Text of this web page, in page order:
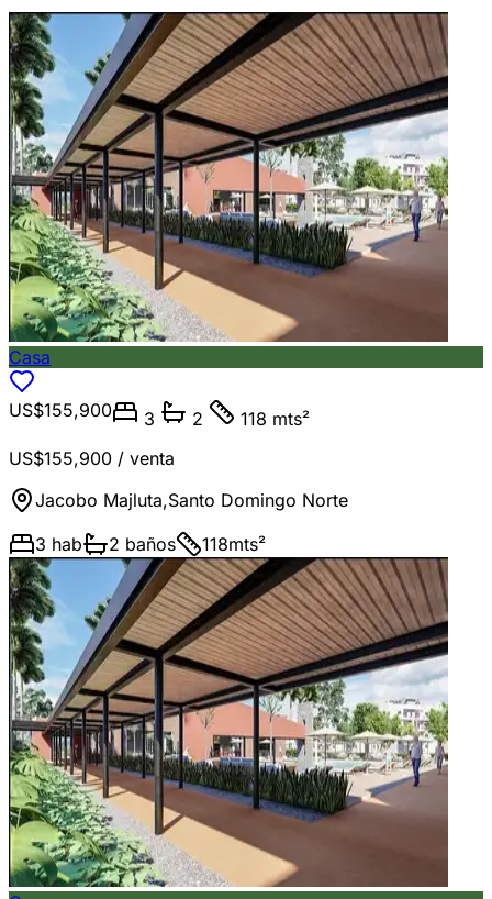
Casa
US$155,900 3 2
118 mts²
US$155,900 / venta
Jacobo Majluta,Santo Domingo Norte
3 hab 2 baños 118mts²